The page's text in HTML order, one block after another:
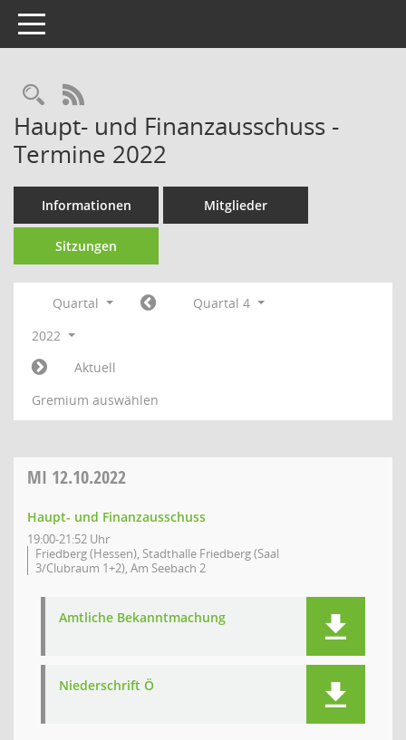
Toggle navigation
Rechercheauswahl
RSS-Feed
Haupt- und Finanzausschuss -
Termine 2022
Informationen Mitglieder
Sitzungen
Quartal
Quartal 4
2022
Aktuell
Gremium auswählen
MI 12.10.2022
Haupt- und Finanzausschuss
19:00-21:52 Uhr
Friedberg (Hessen), Stadthalle Friedberg (Saal
3/Clubraum 1+2), Am Seebach 2
Amtliche Bekanntmachung
Niederschrift Ö